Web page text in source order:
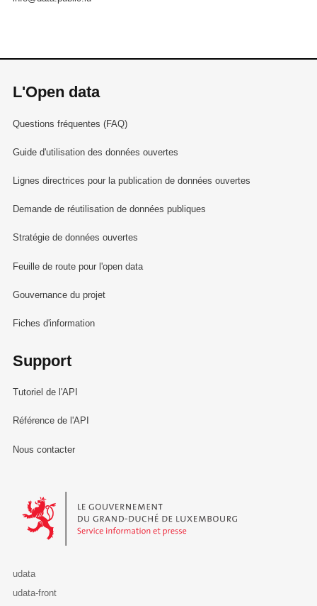
L'Open data
Questions fréquentes (FAQ)
Guide d'utilisation des données ouvertes
Lignes directrices pour la publication de données ouvertes
Demande de réutilisation de données publiques
Stratégie de données ouvertes
Feuille de route pour l'open data
Gouvernance du projet
Fiches d'information
Support
Tutoriel de l'API
Référence de l'API
Nous contacter
Le Gouvernement du Grand-Duché de Luxembourg - Service
udata
udata-front